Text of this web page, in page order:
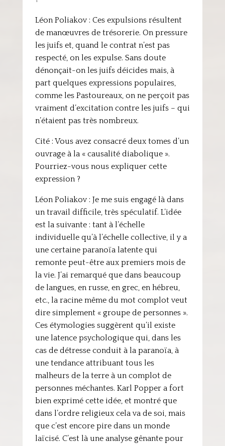
Léon Poliakov : Ces expulsions résultent
de manœuvres de trésorerie. On pressure
les juifs et, quand le contrat n’est pas
respecté, on les expulse. Sans doute
dénonçait-on les juifs déicides mais, à
part quelques expressions populaires,
comme les Pastoureaux, on ne perçoit pas
vraiment d’excitation contre les juifs – qui
n’étaient pas très nombreux.
Cité : Vous avez consacré deux tomes d’un
ouvrage à la « causalité diabolique ».
Pourriez-vous nous expliquer cette
expression ?
Léon Poliakov : Je me suis engagé là dans
un travail difficile, très spéculatif. L’idée
est la suivante : tant à l’échelle
individuelle qu’à l’échelle collective, il y a
une certaine paranoïa latente qui
remonte peut-être aux premiers mois de
la vie. J’ai remarqué que dans beaucoup
de langues, en russe, en grec, en hébreu,
etc., la racine même du mot complot veut
dire simplement « groupe de personnes ».
Ces étymologies suggèrent qu’il existe
une latence psychologique qui, dans les
cas de détresse conduit à la paranoïa, à
une tendance attribuant tous les
malheurs de la terre à un complot de
personnes méchantes. Karl Popper a fort
bien exprimé cette idée, et montré que
dans l’ordre religieux cela va de soi, mais
que c’est encore pire dans un monde
laïcisé. C’est là une analyse gênante pour